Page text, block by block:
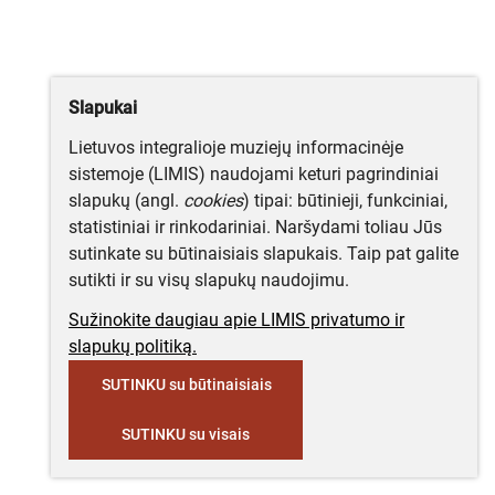
Slapukai
Lietuvos integralioje muziejų informacinėje
sistemoje (LIMIS) naudojami keturi pagrindiniai
slapukų (angl. cookies) tipai: būtinieji, funkciniai,
statistiniai ir rinkodariniai. Naršydami toliau Jūs
sutinkate su būtinaisiais slapukais. Taip pat galite
sutikti ir su visų slapukų naudojimu.
Sužinokite daugiau apie LIMIS privatumo ir
slapukų politiką.
SUTINKU su būtinaisiais
SUTINKU su visais